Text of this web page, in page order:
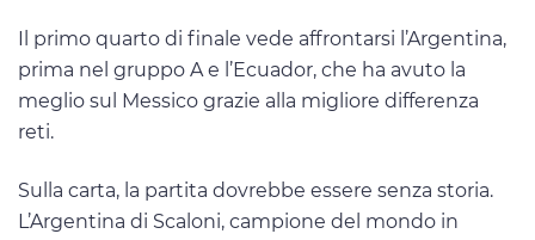
Il primo quarto di finale vede affrontarsi l’Argentina,
prima nel gruppo A e l’Ecuador, che ha avuto la
meglio sul Messico grazie alla migliore differenza
reti.
Sulla carta, la partita dovrebbe essere senza storia.
L’Argentina di Scaloni, campione del mondo in